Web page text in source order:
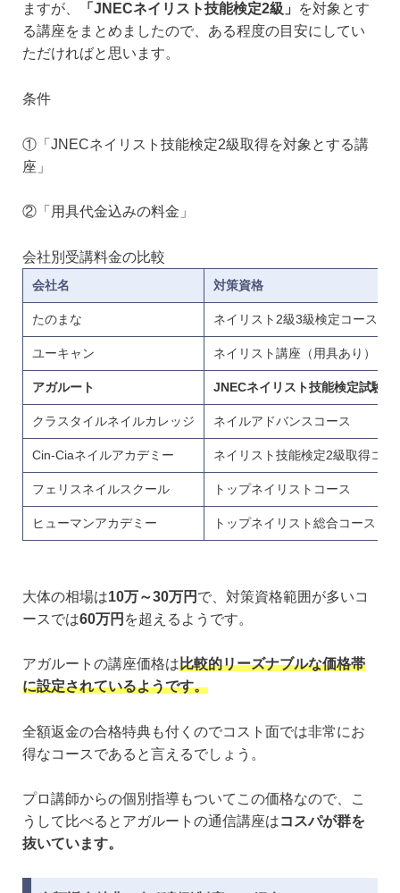
ますが、
「JNECネイリスト技能検定2級」
を対象とす
る講座をまとめましたので、ある程度の目安にしてい
ただければと思います。
条件
①「JNECネイリスト技能検定2級取得を対象とする講
座」
②「用具代金込みの料金」
会社別受講料金の比較
会社名 対策資格
たのまな ネイリスト2級3級検定コース
ユーキャン ネイリスト講座（用具あり）
アガルート JNECネイリスト技能検定試験 2
クラスタイルネイルカレッジ ネイルアドバンスコース
Cin-Ciaネイルアカデミー ネイリスト技能検定2級取得コー
フェリスネイルスクール トップネイリストコース
ヒューマンアカデミー トップネイリスト総合コース
大体の相場は10万～30万円 で、対策資格範囲が多いコ
ースでは60万円 を超えるようです。
アガルートの講座価格は比較的リーズナブルな価格帯
に設定されているようです。
全額返金の合格特典も付くのでコスト面では非常にお
得なコースであると言えるでしょう。
プロ講師からの個別指導もついてこの価格なので、こ
うして比べるとアガルートの通信講座はコスパが群を
抜いています。